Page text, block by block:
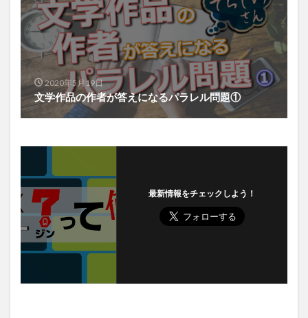
2020年5月19日
文学作品の作者が答えになるパラレル問題①
最新情報をチェックしよう！